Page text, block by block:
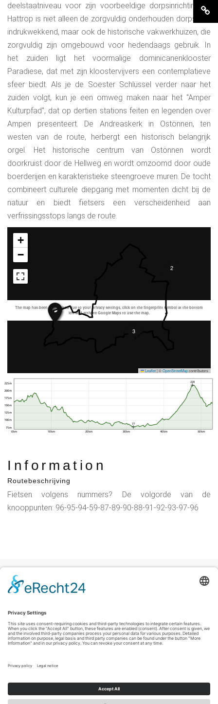
deelstaatniveau voor zijn voorbeeldige dorpsinrichting. In
Hattrop is niet alleen de zorgvuldig onderhouden dorpskern
indrukwekkend, maar ook de historische vakwerkhuizen, die
zorgvuldig zijn omgebouwd voor hedendaags gebruik. In
het zuiden ligt het voormalige dominicanenklooster
Paradiese, dat met zijn kloostervijvers een contemplatieve
sfeer biedt. Als je de Soester Schlüssel verder naar het
zuiden volgt, kun je een omweg maken naar het "Amper
Kulturpfad", dat op dertien stations feiten en legenden over
Ampen presenteert. De Andreaskerk in Ostönnen, ten
westen van de route, herbergt een historisch belangrijk
orgel. Het historische centrum van Ostönnen wordt
doorkruist door de Hellweg en wordt omzoomd door oude
boerderijen en karakteristieke steengroeve muren. De tocht
combineert culturele diepgang met momenten dicht bij de
natuur en biedt fietsers een verscheidenheid aan
verfrissingsstops langs de route.
The map has been deactivated due to your privacy settings, click on the fingerprint symbol at the bottom
left and activate Google Maps to use the map.
2
3
+
−
Leaflet|©OpenStreetMapcontributors
0 km 10 km 20 km 30 km 40 km 50 km
75 m
100 m
125 m
150 m
175 m
200 m
225 m
77
220
Information
Routebeschrijving
Fietsen volgens nummers? De volgorde van de
knooppunten: 96-95-94-59-87-89-90-88-91-92-93-97-96
Colofon|Privacyverklaring|Verklaring inzake toegankelijkheid
Contact
Sauerland-Tourismus e.V.